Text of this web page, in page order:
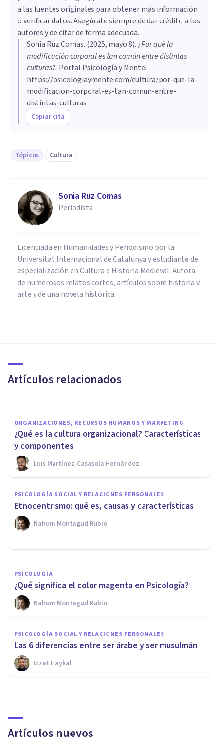
a las fuentes originales para obtener más información
o verificar datos. Asegúrate siempre de dar crédito a los
autores y de citar de forma adecuada.
Sonia Ruz Comas. (2025, mayo 8).¿Por qué la
modificación corporal es tan común entre distintas
culturas?. Portal Psicología y Mente.
https://psicologiaymente.com/cultura/por-que-la-
modificacion-corporal-es-tan-comun-entre-
distintas-culturas
Copiar cita
Tópicos Cultura
Sonia Ruz Comas
Periodista
Licenciada en Humanidades y Periodismo por la
Universitat Internacional de Catalunya y estudiante de
especialización en Cultura e Historia Medieval. Autora
de numerosos relatos cortos, artículos sobre historia y
arte y de una novela histórica.
Artículos relacionados
características
ORGANIZACIONES, RECURSOS HUMANOS Y MARKETING
¿Qué es la cultura organizacional? Características
y componentes
Luis Martínez-Casasola Hernández
PSICOLOGÍA SOCIAL Y RELACIONES PERSONALES
Etnocentrismo: qué es, causas y características
Nahum Montagud Rubio
PSICOLOGÍA SOCIAL Y RELACIONES PERSONALES
La Teoría Recalibracional de la
Ira: qué es y cómo explica el
enfado
PSICOLOGÍA
¿Qué significa el color magenta en Psicología?
Nahum Montagud Rubio
PSICOLOGÍA SOCIAL Y RELACIONES PERSONALES
Las 6 diferencias entre ser árabe y ser musulmán
Izzat Haykal
Artículos nuevos